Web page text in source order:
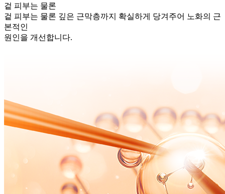
겉 피부는 물론
겉 피부는 물론 깊은 근막층까지 확실하게 당겨주어 노화의 근
본적인
원인을 개선합니다.